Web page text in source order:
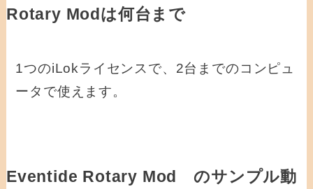
Rotary Modは何台まで
1つのiLokライセンスで、2台までのコンピュ
ータで使えます。
Eventide Rotary Mod のサンプル動